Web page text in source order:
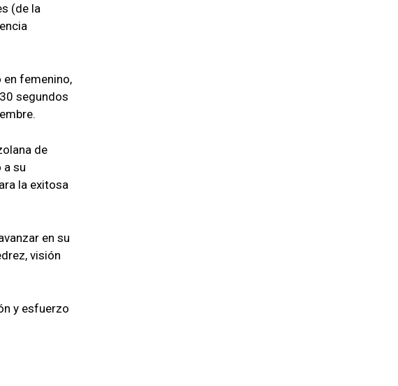
(de la
femenino,
segundos
de
a su
la exitosa
en su
visión
y esfuerzo